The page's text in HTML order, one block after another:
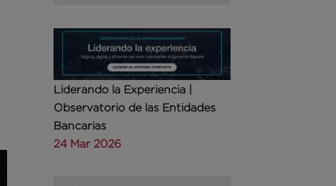
Liderando la Experiencia |
Observatorio de las Entidades
Bancarias
24 Mar 2026